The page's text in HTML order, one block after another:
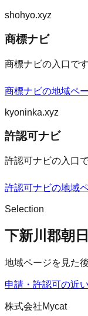
shohyo.xyz
商標ナビ
商標ナビの入口で
商標ナビの地域ペ
kyoninka.xyz
許認可ナビ
許認可ナビの入口
許認可ナビの地域
Selection
下新川郡朝
地域ページを見た
申請・許認可の近
株式会社Mycat